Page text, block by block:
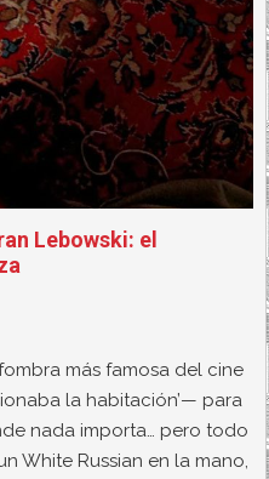
Lebowski: el
más famosa del cine
la habitación’— para
nada importa… pero todo
White Russian en la mano,